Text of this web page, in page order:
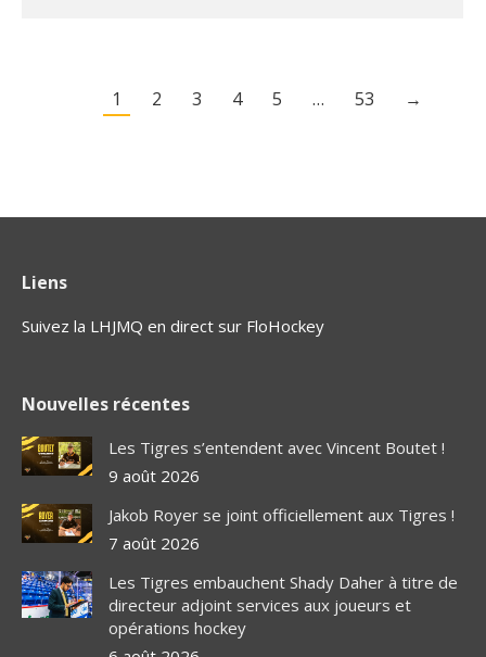
1 2 3 4 5 … 53 →
Liens
Suivez la LHJMQ en direct sur FloHockey
Nouvelles récentes
Les Tigres s’entendent avec Vincent Boutet !
9 août 2026
Jakob Royer se joint officiellement aux Tigres !
7 août 2026
Les Tigres embauchent Shady Daher à titre de
directeur adjoint services aux joueurs et
opérations hockey